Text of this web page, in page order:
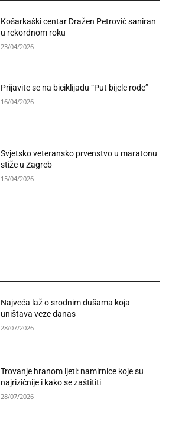
Košarkaški centar Dražen Petrović saniran
u rekordnom roku
23/04/2026
Prijavite se na biciklijadu “Put bijele rode”
16/04/2026
Svjetsko veteransko prvenstvo u maratonu
stiže u Zagreb
15/04/2026
Najveća laž o srodnim dušama koja
uništava veze danas
28/07/2026
Trovanje hranom ljeti: namirnice koje su
najrizičnije i kako se zaštititi
28/07/2026